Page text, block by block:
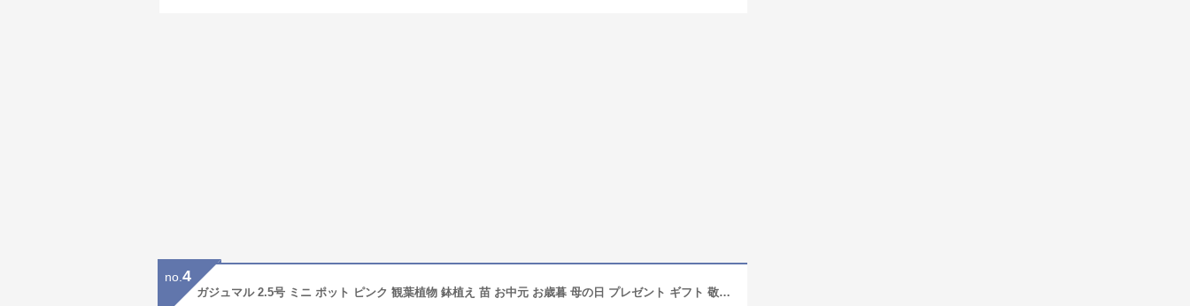
no. 4
ガジュマル 2.5号 ミニ ポット ピンク 観葉植物 鉢植え 苗 お中元 お歳暮 母の日 プレゼント ギフト 敬老 インテリア プランツ 贈り物 誕生日 精霊が宿る樹